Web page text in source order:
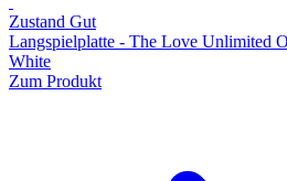
Zustand Gut
Langspielplatte - The Love Unlimited
White
Zum Produkt